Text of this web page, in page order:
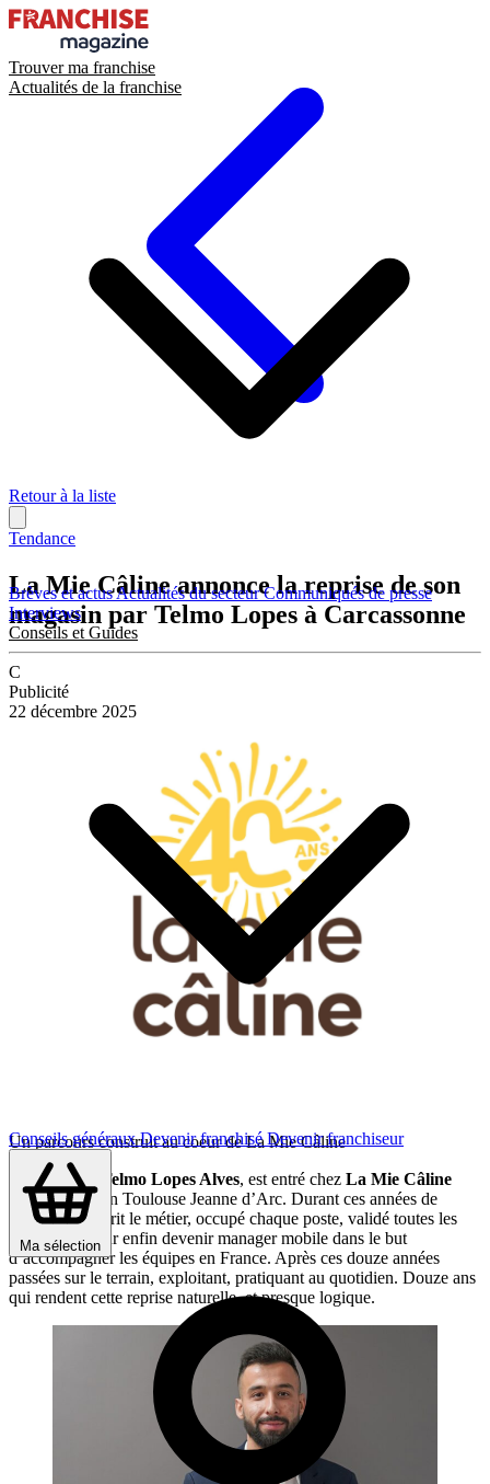
Trouver ma franchise
Actualités de la franchise
Brèves et actusActualités du secteurCommuniqués de presse
Interviews
Conseils et Guides
Conseils générauxDevenir franchiséDevenir franchiseur
Ma sélection
Retour à la liste
Tendance
La Mie Câline annonce la reprise de son
magasin par Telmo Lopes à Carcassonne
C
Publicité
22 décembre 2025
Un parcours construit au coeur de La Mie Câline
À ses 18ans,
Telmo Lopes Alves, est entré chez La Mie Câline
dans le magasin Toulouse Jeanne d’Arc. Durant ces années de
travail, il a apprit le métier, occupé chaque poste, validé toutes les
formations pour enfin devenir manager mobile dans le but
d’accompagner les équipes en France. Après ces douze années
passées sur le terrain, exploitant, pratiquant au quotidien. Douze ans
qui rendent cette reprise naturelle, et presque logique.